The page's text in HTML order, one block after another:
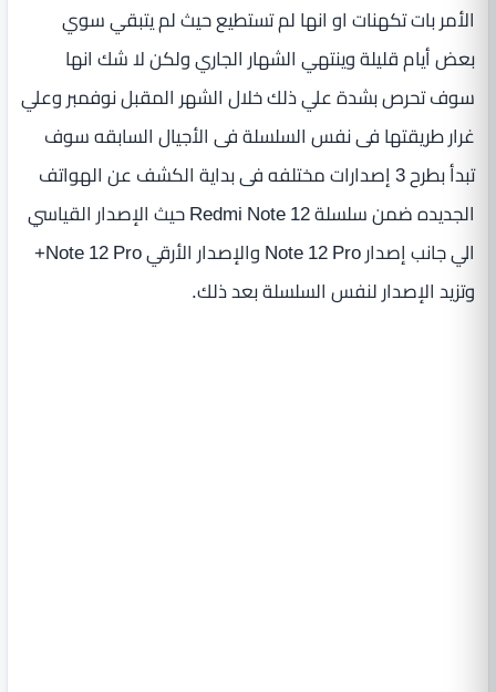
الأمر بات تكهنات او انها لم تستطيع حيث لم يتبقي سوي
بعض أيام قليلة وينتهي الشهار الجاري ولكن لا شك انها
سوف تحرص بشدة علي ذلك خلال الشهر المقبل نوفمبر وعلي
غرار طريقتها فى نفس السلسلة فى الأجيال السابقه سوف
تبدأ بطرح 3 إصدارات مختلفه فى بداية الكشف عن الهواتف
الجديده ضمن سلسلة Redmi Note 12 حيث الإصدار القياسي
الي جانب إصدار Note 12 Pro والإصدار الأرقي Note 12 Pro+
وتزيد الإصدار لنفس السلسلة بعد ذلك.